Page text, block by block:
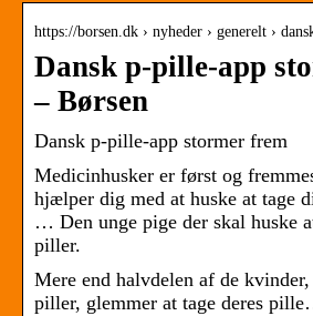
https://borsen.dk › nyheder › generelt ›
Dansk p-pille-app
– Børsen
Dansk p-pille-app stormer frem
Medicinhusker er først og
hjælper dig med at huske at tage
… Den unge pige der skal huske
piller.
Mere end halvdelen af de
piller, glemmer at tage deres